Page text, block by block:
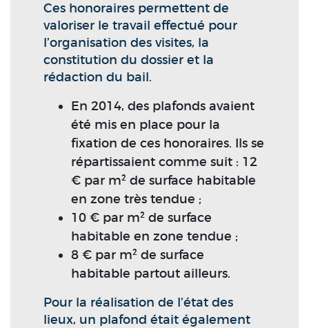
Ces honoraires permettent de
valoriser le travail effectué pour
l’organisation des visites, la
constitution du dossier et la
rédaction du bail.
En 2014, des plafonds avaient
été mis en place pour la
fixation de ces honoraires. Ils se
répartissaient comme suit : 12
€ par m² de surface habitable
en zone très tendue ;
10 € par m² de surface
habitable en zone tendue ;
8 € par m² de surface
habitable partout ailleurs.
Pour la réalisation de l’état des
lieux, un plafond était également